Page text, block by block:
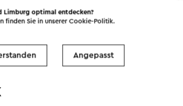
Sie in
Limburg optimal entdecken?
finden Sie in unsererCookie-Politik.
Angepasst